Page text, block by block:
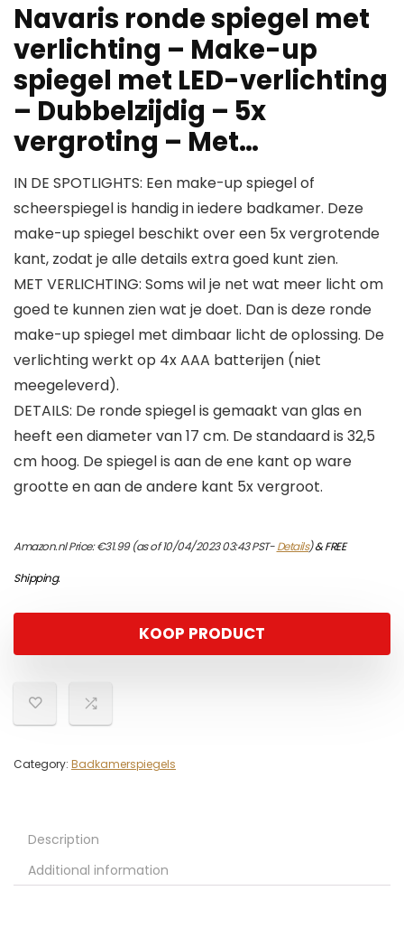
Navaris ronde spiegel met
verlichting – Make-up
spiegel met LED-verlichting
– Dubbelzijdig – 5x
vergroting – Met…
IN DE SPOTLIGHTS: Een make-up spiegel of
scheerspiegel is handig in iedere badkamer. Deze
make-up spiegel beschikt over een 5x vergrotende
kant, zodat je alle details extra goed kunt zien.
MET VERLICHTING: Soms wil je net wat meer licht om
goed te kunnen zien wat je doet. Dan is deze ronde
make-up spiegel met dimbaar licht de oplossing. De
verlichting werkt op 4x AAA batterijen (niet
meegeleverd).
DETAILS: De ronde spiegel is gemaakt van glas en
heeft een diameter van 17 cm. De standaard is 32,5
cm hoog. De spiegel is aan de ene kant op ware
grootte en aan de andere kant 5x vergroot.
Amazon.nl Price:€31.99(as of 10/04/2023 03:43 PST-Details)&FREE
Shipping.
KOOP PRODUCT
Category: Badkamerspiegels
Description
Additional information